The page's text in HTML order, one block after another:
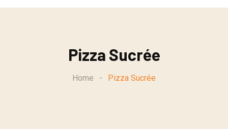
n
Pizza Sucrée
Home - Pizza Sucrée